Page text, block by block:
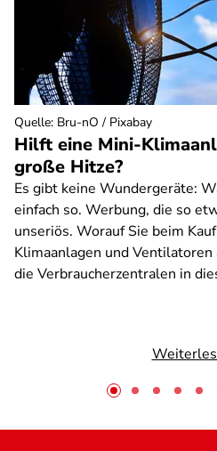
Hilft eine Mini-
große Hitze?
Es gibt keine Wundergeräte:
einfach so. Werbung, die so
unseriös. Worauf Sie beim
Klimaanlagen und
die Verbraucherzentralen in
Quelle: Bru-nO / Pixabay